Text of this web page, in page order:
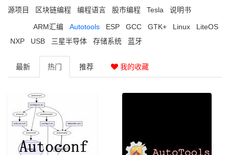
源项目
区块链编程 编程语言 股市编程 Tesla 说明书
ARM汇编 Autotools ESP GCC GTK+ Linux
LiteOS
NXP
USB 三星半导体 存储系统 蓝牙
最新 热门 推荐 我的收藏